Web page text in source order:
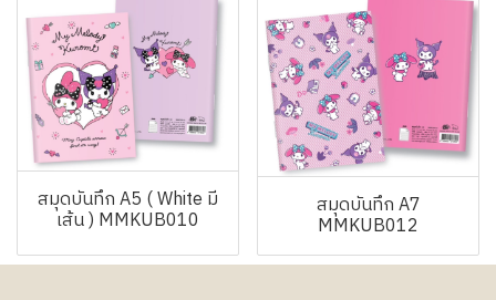
สมุดบันทึก A5 ( White มี
เส้น ) MMKUB010
สมุดบันทึก A7
MMKUB012